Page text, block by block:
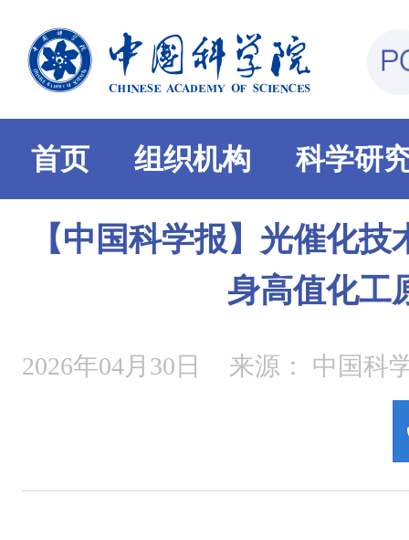
首页 组织机构 科学研
【中国科学报】光催化
身高值化工
2026年04月30日 来源： 中国科